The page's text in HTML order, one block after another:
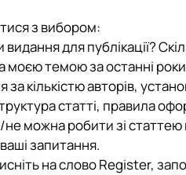
з вибором:
для публікації?
темою за останні
кількістю авторів,
статті, правила
робити зі статтею
запитання.
на слово Register,